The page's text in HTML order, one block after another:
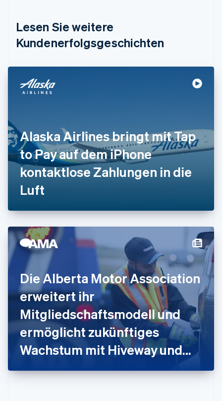
Lesen Sie weitere
Kundenerfolgsgeschichten
Alaska Airlines bringt mit Tap
to Pay auf dem iPhone
kontaktlose Zahlungen in die
Luft
Die Alberta Motor Association
erweitert ihr
Mitgliedschaftsmodell und
ermöglicht zukünftiges
Wachstum mit Hiveway und
Stripe
DeutschEnglish
English
简体中文English
EnglishSvenska
Frankreich
Griechenland
English
Indien
English
Irland
English
Japan
日本語English
Kanada
EnglishFrançais
Kroatien
English
Lettland
English
Liechtenstein
Litauen
English
Luxemburg
FrançaisDeutschEnglish
Malaysia
Malta